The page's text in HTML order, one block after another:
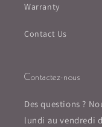
Warranty
Contact Us
Contactez-nous
Des questions ?
lundi au vendredi